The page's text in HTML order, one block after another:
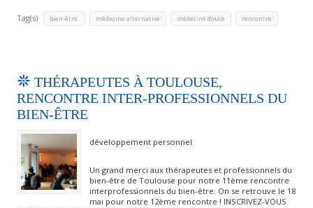
Tag(s) bien-être. médecine alternative médecine douce rencontre
THÉRAPEUTES À TOULOUSE,
RENCONTRE INTER-PROFESSIONNELS DU
BIEN-ÊTRE
développement personnel
Un grand merci aux thérapeutes et professionnels du
bien-être de Toulouse pour notre 11ème rencontre
interprofessionnels du bien-être. On se retrouve le 18
mai pour notre 12ème rencontre ! INSCRIVEZ-VOUS